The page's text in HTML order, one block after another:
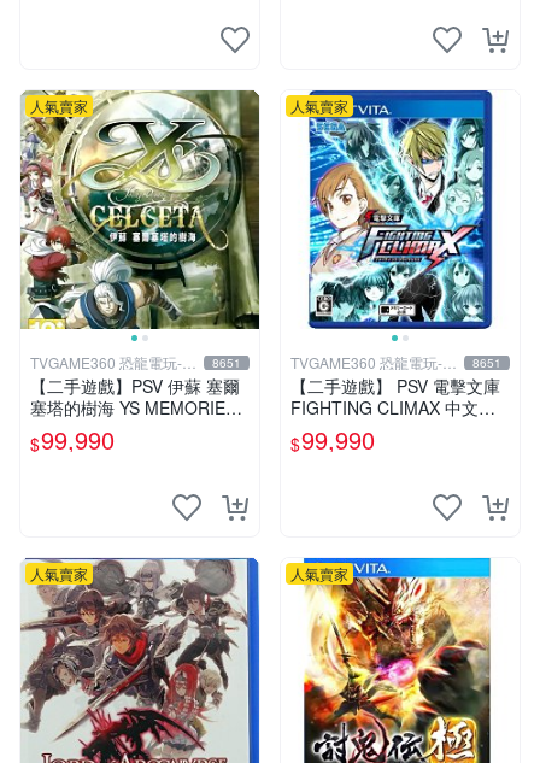
人氣賣家
TVGAME360 恐龍電玩-台
中店
8651
【二手遊戲】PSV 伊蘇 塞爾
塞塔的樹海 YS MEMORIES
OF CELCETA 中文版【台中
恐龍電玩】
$99,990
人氣賣家
TVGAME360 恐龍電玩-台
中店
8651
【二手遊戲】 PSV 電擊文庫
FIGHTING CLIMAX 中文版
【台中恐龍電玩】
$99,990
人氣賣家 人氣賣家